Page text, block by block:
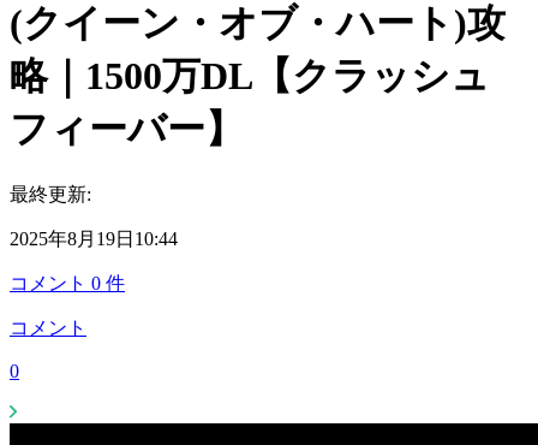
(クイーン・オブ・ハート)攻
略｜1500万DL【クラッシュ
フィーバー】
最終更新:
2025年8月19日10:44
コメント 0 件
コメント
0